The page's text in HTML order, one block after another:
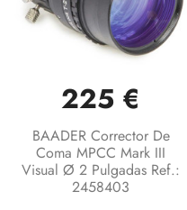
225 €
BAADER Corrector De
Coma MPCC Mark III
Visual Ø 2 Pulgadas Ref.:
2458403